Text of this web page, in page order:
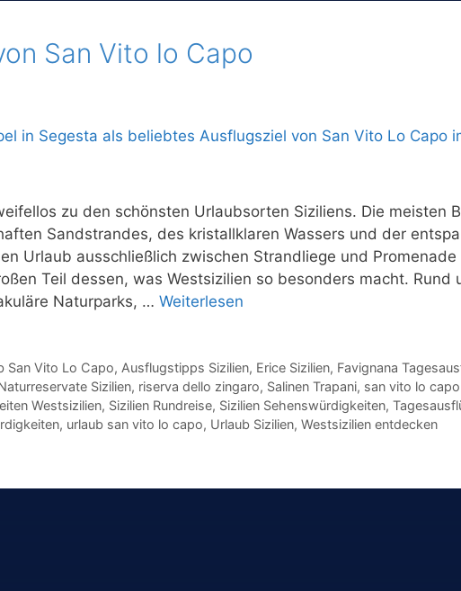
San Vito lo Capo
zu den schönsten Urlaubsorten Siziliens. Die meisten
Sandstrandes, des kristallklaren Wassers und der
Urlaub ausschließlich zwischen Strandliege und Promenade
Teil dessen, was Westsizilien so besonders macht. Rund
Naturparks, … Weiterlesen
San Vito Lo Capo, Ausflugstipps Sizilien, Erice Sizilien, Favignana
Sizilien, riserva dello zingaro, Salinen Trapani, san vito lo
Westsizilien, Sizilien Rundreise, Sizilien Sehenswürdigkeiten,
, urlaub san vito lo capo, Urlaub Sizilien, Westsizilien entdecken